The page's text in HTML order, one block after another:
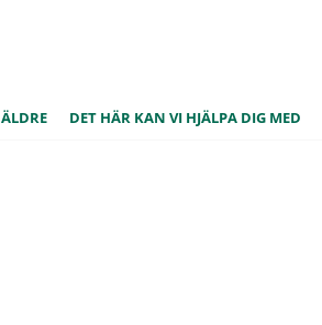
ÄLDRE DET HÄR KAN VI HJÄLPA DIG MED